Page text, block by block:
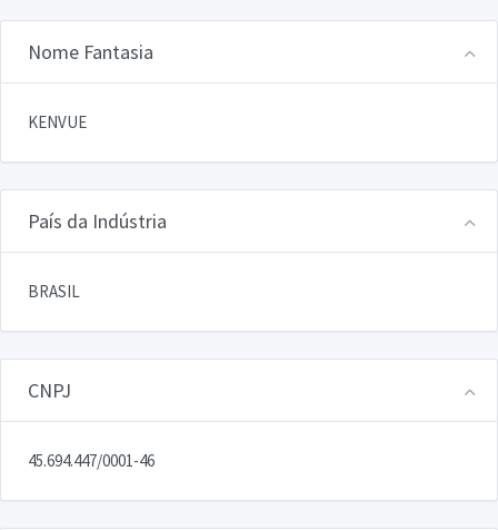
Nome Fantasia
KENVUE
País da Indústria
BRASIL
CNPJ
45.694.447/0001-46